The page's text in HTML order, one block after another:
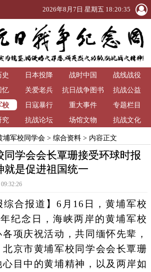
2026年8月7日 星期五 18:20:35
日本投降 战时中国
战线战役
忆 关爱老兵
抗日战争图书
馆
抗战公益
校 日寇暴行 重大事件
专题栏目
究 抗战论坛 场馆文物 抗战文化
埔军校同学会> 综合资料> 内容正文
同学会会长覃珊接受环球时报
就是促进祖国统一
合报道】6月16日，黄埔军校
纪念日，海峡两岸的黄埔军校
项庆祝活动，共同缅怀先辈，
京市黄埔军校同学会会长覃珊
目中的黄埔精神，以及两岸如